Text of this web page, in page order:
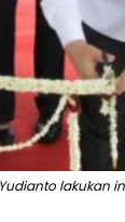
lakukan